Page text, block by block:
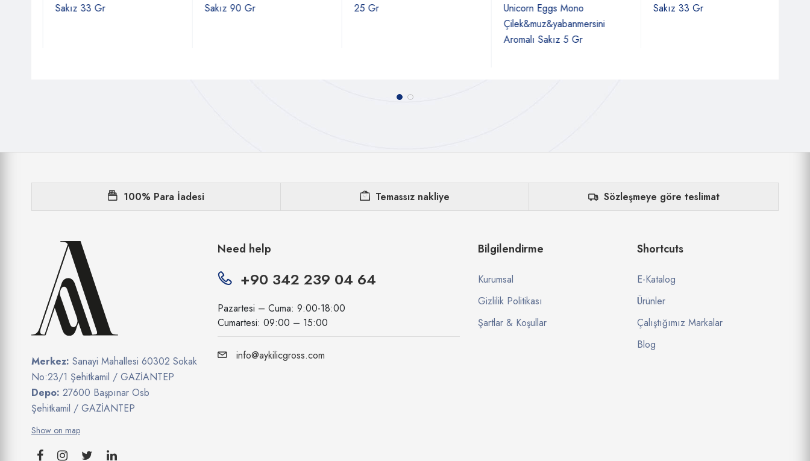
Sakız 33 Gr
Sakız 90 Gr
25 Gr
Unicorn Eggs Mono
Çilek&muz&yabanmersini
Aromalı Sakız 5 Gr
Sakız 33 Gr
100% Para İadesi Temassız nakliye Sözleşmeye göre teslimat
Merkez: Sanayi Mahallesi 60302 Sokak
No:23/1 Şehitkamil / GAZİANTEP
Depo: 27600 Başpınar Osb
Şehitkamil / GAZİANTEP
Show on map
Need help
+90 342 239 04 64
Pazartesi – Cuma: 9:00-18:00
Cumartesi: 09:00 – 15:00
info@aykilicgross.com
Bilgilendirme
Kurumsal
Gizlilik Politikası
Şartlar & Koşullar
Shortcuts
E-Katalog
Ürünler
Çalıştığımız Markalar
Blog